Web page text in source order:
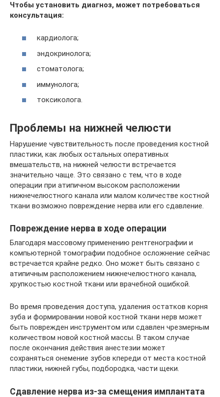
Чтобы установить диагноз, может потребоваться
консультация:
кардиолога;
эндокринолога;
стоматолога;
иммунолога;
токсиколога.
Проблемы на нижней челюсти
Нарушение чувствительность после проведения костной
пластики, как любых остальных оперативных
вмешательств, на нижней челюсти встречается
значительно чаще. Это связано с тем, что в ходе
операции при атипичном высоком расположении
нижнечелюстного канала или малом количестве костной
ткани возможно повреждение нерва или его сдавление.
Повреждение нерва в ходе операции
Благодаря массовому применению рентгенографии и
компьютерной томографии подобное осложнение сейчас
встречается крайне редко. Оно может быть связано с
атипичным расположением нижнечелюстного канала,
хрупкостью костной ткани или врачебной ошибкой.
Во время проведения доступа, удаления остатков корня
зуба и формировании новой костной ткани нерв может
быть поврежден инструментом или сдавлен чрезмерным
количеством новой костной массы. В таком случае
после окончания действия анестезии может
сохраняться онемение зубов кпереди от места костной
пластики, нижней губы, подбородка, части щеки.
Сдавление нерва из-за смещения имплантата